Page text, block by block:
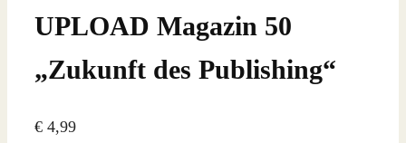
UPLOAD Magazin 50
„Zukunft des Publishing“
€ 4,99